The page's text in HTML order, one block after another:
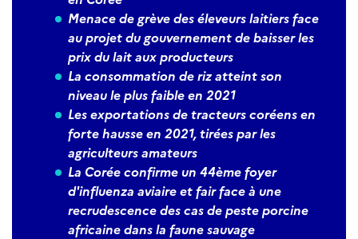
Menace de grève des éleveurs laitiers face
au projet du gouvernement de baisser les
prix du lait aux producteurs
La consommation de riz atteint son
niveau le plus faible en 2021
Les exportations de tracteurs coréens en
forte hausse en 2021, tirées par les
agriculteurs amateurs
La Corée confirme un 44ème foyer
d'influenza aviaire et fair face à une
recrudescence des cas de peste porcine
africaine dans la faune sauvage